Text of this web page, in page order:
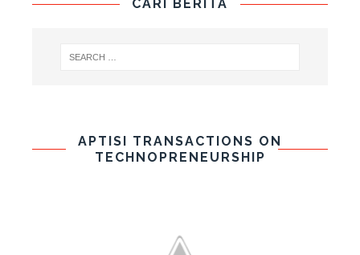
CARI BERITA
APTISI TRANSACTIONS ON
TECHNOPRENEURSHIP